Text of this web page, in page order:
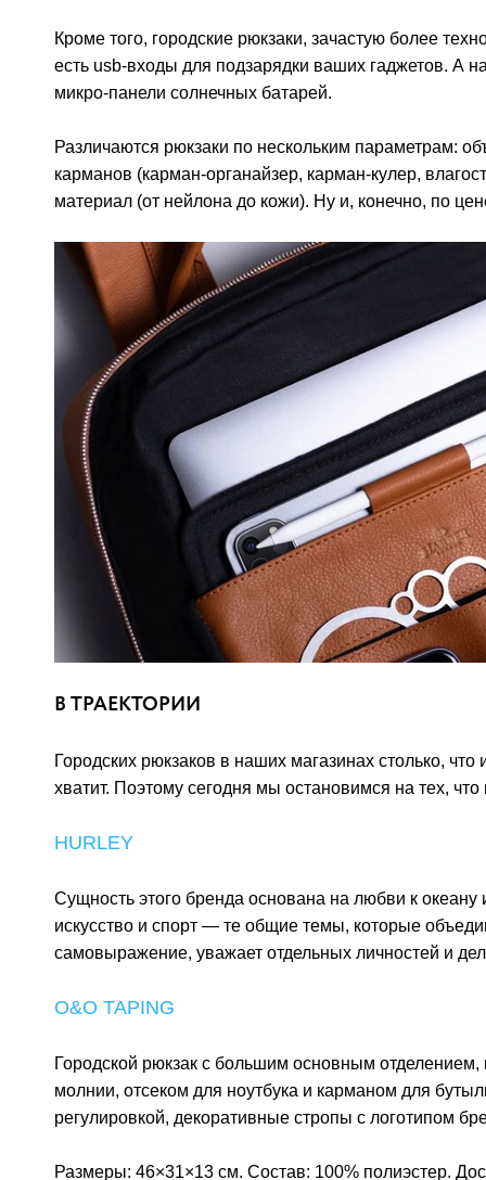
Кроме того, городские рюкзаки, зачастую более
есть usb-входы для подзарядки ваших гаджетов. А
микро-панели солнечных батарей.
Различаются рюкзаки по нескольким параметрам:
карманов (карман-органайзер, карман-кулер,
материал (от нейлона до кожи). Ну и, конечно, по
В ТРАЕКТОРИИ
Городских рюкзаков в наших магазинах столько, что
хватит. Поэтому сегодня мы остановимся на тех,
HURLEY
Сущность этого бренда основана на любви к
искусство и спорт — те общие темы, которые
самовыражение, уважает отдельных личностей и
O&O TAPING
Городской рюкзак с большим основным
молнии, отсеком для ноутбука и карманом для
регулировкой, декоративные стропы с логотипом
Размеры: 46×31×13 см. Состав: 100% полиэстер.